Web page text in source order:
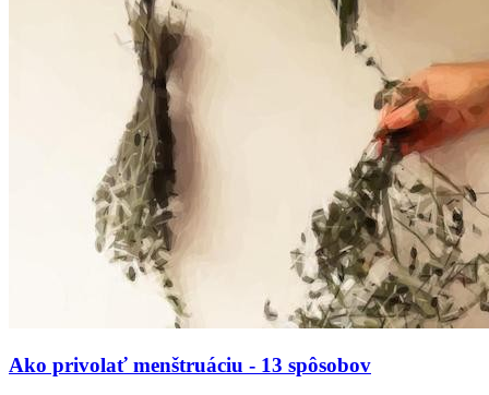
Ako privolať menštruáciu - 13 spôsobov